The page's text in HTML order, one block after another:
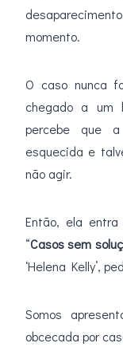
momento.
O caso nunca
chegado a um
percebe que
esquecida e
não agir.
Então, ela
“Casos sem
‘Helena Kelly’,
Somos
obcecada por